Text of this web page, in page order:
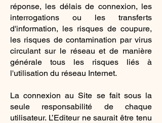
réponse, les délais de connexion, les
interrogations ou les transferts
d'information, les risques de coupure,
les risques de contamination par virus
circulant sur le réseau et de manière
générale tous les risques liés à
l'utilisation du réseau Internet.
La connexion au Site se fait sous la
seule responsabilité de chaque
utilisateur. L’Editeur ne saurait être tenu